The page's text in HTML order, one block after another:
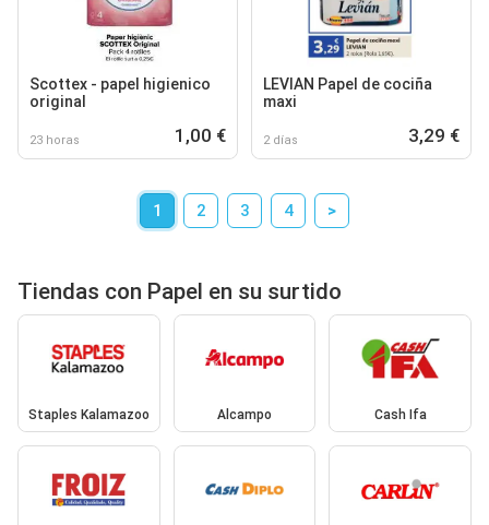
Scottex - papel higienico
original
23 horas 1,00 €
LEVIAN Papel de cociña
maxi
2 días 3,29 €
1 2 3 4 >
Tiendas con Papel en su surtido
Staples Kalamazoo Alcampo Cash Ifa